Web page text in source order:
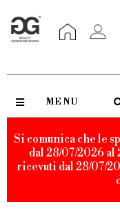
MENU
Si comunica che le
dal 28/07/2026
ricevuti dal 28/07/